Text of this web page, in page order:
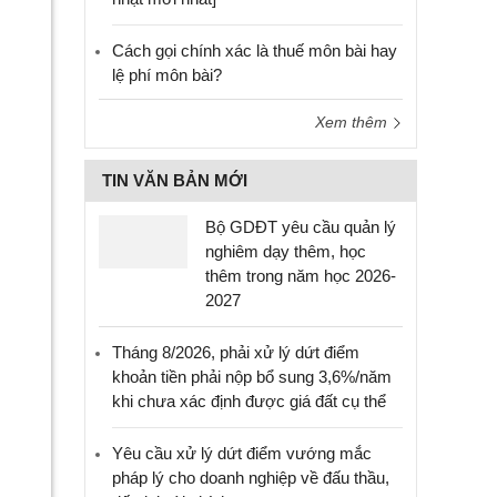
Cách gọi chính xác là thuế môn bài hay
lệ phí môn bài?
Xem thêm
TIN VĂN BẢN MỚI
Bộ GDĐT yêu cầu quản lý
nghiêm dạy thêm, học
thêm trong năm học 2026-
2027
Tháng 8/2026, phải xử lý dứt điểm
khoản tiền phải nộp bổ sung 3,6%/năm
khi chưa xác định được giá đất cụ thể
Yêu cầu xử lý dứt điểm vướng mắc
pháp lý cho doanh nghiệp về đấu thầu,